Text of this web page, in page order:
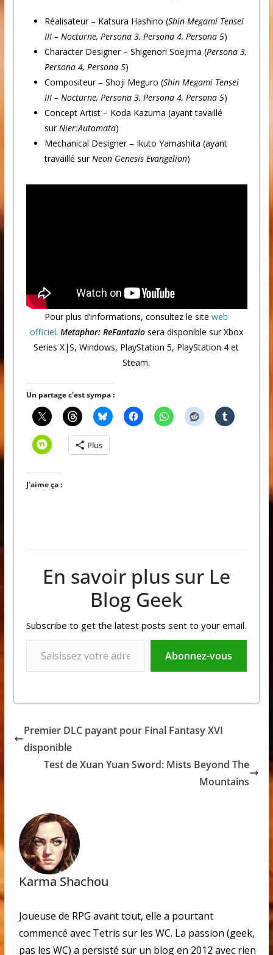
Réalisateur – Katsura Hashino (Shin Megami Tensei
III – Nocturne, Persona 3, Persona 4, Persona 5)
Character Designer – Shigenori Soejima (Persona 3,
Persona 4, Persona 5)
Compositeur – Shoji Meguro (Shin Megami Tensei
III – Nocturne, Persona 3, Persona 4, Persona 5)
Concept Artist – Koda Kazuma (ayant tavaillé
surNier:Automata)
Mechanical Designer – Ikuto Yamashita (ayant
travaillé surNeon Genesis Evangelion)
Pour plus d’informations, consultez le siteweb
officiel. Metaphor: ReFantazio sera disponible sur Xbox
Series X|S, Windows, PlayStation 5, PlayStation 4 et
Steam.
Un partage c'est sympa :
Plus
J’aime ça :
En savoir plus sur Le
Blog Geek
Subscribe to get the latest posts sent to your email.
Saisissez votre adresse e-mail…
Abonnez-vous
Premier DLC payant pour Final Fantasy XVI
disponible
Test de Xuan Yuan Sword: Mists Beyond The
Mountains
Karma Shachou
Joueuse de RPG avant tout, elle a pourtant
commencé avec Tetris sur les WC. La passion (geek,
pas les WC) a persisté sur un blog en 2012 avec rien